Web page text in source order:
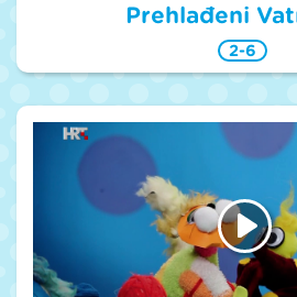
Prehlađeni
2-6